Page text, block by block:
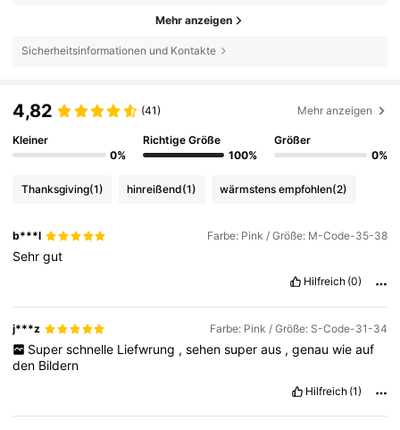
Mehr anzeigen
Sicherheitsinformationen und Kontakte
4,82 (41) Mehr anzeigen
Kleiner
0%
Richtige Größe
100%
Größer
0%
Thanksgiving(1) hinreißend(1) wärmstens empfohlen(2)
b***l Farbe: Pink / Größe: M-Code-35-38
Sehrgut
Hilfreich (0)
j***z Farbe: Pink / Größe: S-Code-31-34
Super schnelle Liefwrung , sehen super aus , genau wie auf
den Bildern
Hilfreich (1)